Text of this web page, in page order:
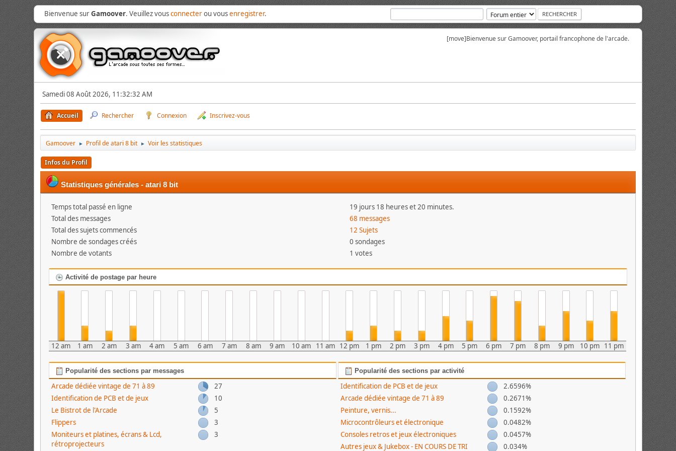
Bienvenue surGamoover. Veuillez vousconnecterou vousenregistrer.
[move]Bienvenue sur Gamoover, portail francophone de l'arcade.
Samedi 08 Août 2026, 11:32:32 AM
Accueil Rechercher Connexion Inscrivez-vous
Gamoover ► Profil de atari 8 bit ► Voir les statistiques
Infos du Profil
Statistiques générales - atari 8 bit
Temps total passé en ligne
19 jours 18 heures et 20 minutes.
Total des messages
68 messages
Total des sujets commencés
12 Sujets
Nombre de sondages créés
0 sondages
Nombre de votants
1 votes
Activité de postage par heure
12 am 1 am 2 am 3 am 4 am 5 am 6 am 7 am 8 am 9 am 10 am 11 am 12 pm 1 pm 2 pm 3 pm 4 pm 5 pm 6 pm 7 pm 8 pm 9 pm 10 pm 11 pm
Popularité des sections par messages
Arcade dédiée vintage de 71 à 89
27
Identification de PCB et de jeux
10
Le Bistrot de l'Arcade
5
Flippers
3
Moniteurs et platines, écrans & Lcd,
rétroprojecteurs
3
Popularité des sections par activité
Identification de PCB et de jeux
2.6596%
Arcade dédiée vintage de 71 à 89
0.2671%
Peinture, vernis...
0.1592%
Microcontrôleurs et électronique
0.0482%
Consoles retros et jeux électroniques
0.0457%
Autres jeux & Jukebox - EN COURS DE TRI
0.034%